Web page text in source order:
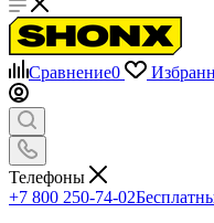
Сравнение0
Телефоны
+7 800 250-74-02